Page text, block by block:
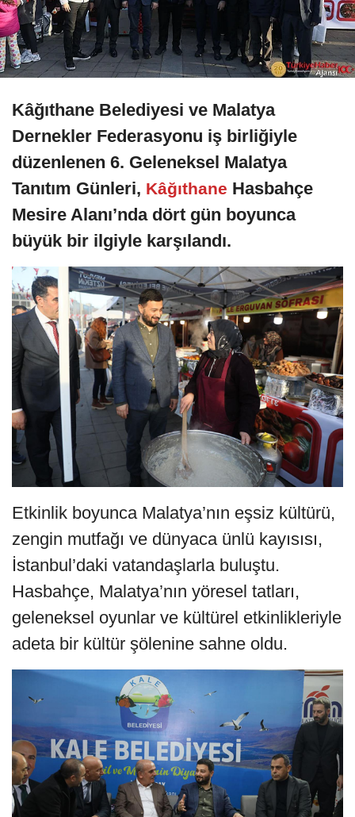
Kâğıthane Belediyesi ve Malatya
Dernekler Federasyonu iş birliğiyle
düzenlenen 6. Geleneksel Malatya
Tanıtım Günleri, Kâğıthane Hasbahçe
Mesire Alanı’nda dört gün boyunca
büyük bir ilgiyle karşılandı.
Etkinlik boyunca Malatya’nın eşsiz kültürü,
zengin mutfağı ve dünyaca ünlü kayısısı,
İstanbul’daki vatandaşlarla buluştu.
Hasbahçe, Malatya’nın yöresel tatları,
geleneksel oyunlar ve kültürel etkinlikleriyle
adeta bir kültür şölenine sahne oldu.